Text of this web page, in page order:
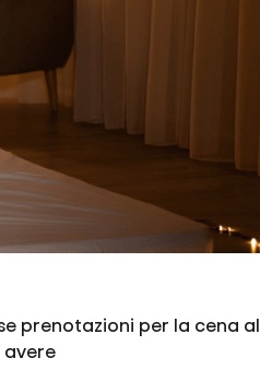
prenotazioni per la cena al